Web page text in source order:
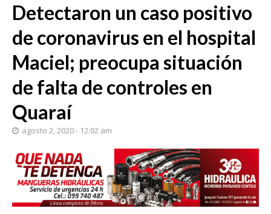
Detectaron un caso positivo
de coronavirus en el hospital
Maciel; preocupa situación
de falta de controles en
Quaraí
agosto 2, 2020 - 12:02 am